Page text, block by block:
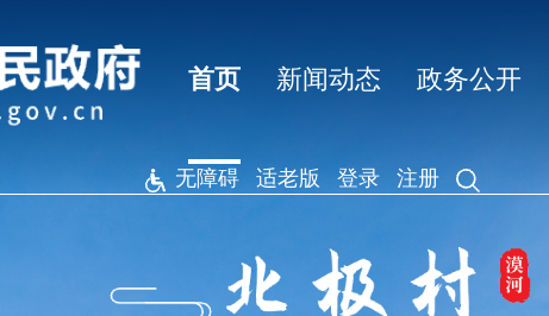
首页 新闻动态 政务公开
无障碍 适老版 登录 注册